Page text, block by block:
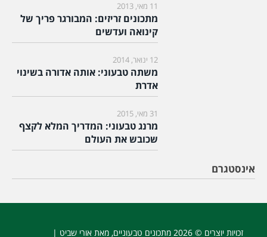
11 מאי, 2013
מתכונים זריזים: המבורגר פריך של
קינואה ועדשים
12 ינואר, 2014
משתה טבעוני: אותה אדורה בשינוי
אדרת
31 מאי, 2015
מרנג טבעוני: המדריך המלא לקצף
שכובש את העולם
אינסטגרם
זכויות יוצרים © 2026 מתכונים טבעוניים, מאת אורי שביט |